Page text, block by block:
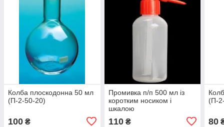
Колба плоскодонна 50 мл
(П-2-50-20)
100 ₴
Промивка п/п 500 мл із
коротким носиком і
шкалою
110₴
(П-
80